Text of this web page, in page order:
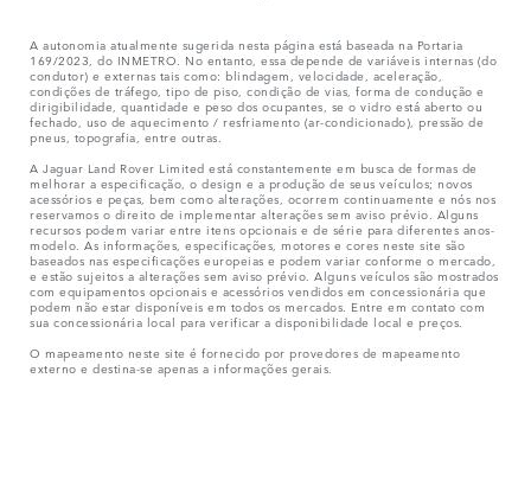
A autonomia atualmente sugerida nesta página está baseada na Portaria
169/2023, do INMETRO. No entanto, essa depende de variáveis internas (do
condutor) e externas tais como: blindagem, velocidade, aceleração,
condições de tráfego, tipo de piso, condição de vias, forma de condução e
dirigibilidade, quantidade e peso dos ocupantes, se o vidro está aberto ou
fechado, uso de aquecimento / resfriamento (ar-condicionado), pressão de
pneus, topografia, entre outras.
A Jaguar Land Rover Limited está constantemente em busca de formas de
melhorar a especificação, o design e a produção de seus veículos; novos
acessórios e peças, bem como alterações, ocorrem continuamente e nós nos
reservamos o direito de implementar alterações sem aviso prévio. Alguns
recursos podem variar entre itens opcionais e de série para diferentes anos-
modelo. As informações, especificações, motores e cores neste site são
baseados nas especificações europeias e podem variar conforme o mercado,
e estão sujeitos a alterações sem aviso prévio. Alguns veículos são mostrados
com equipamentos opcionais e acessórios vendidos em concessionária que
podem não estar disponíveis em todos os mercados. Entre em contato com
sua concessionária local para verificar a disponibilidade local e preços.
O mapeamento neste site é fornecido por provedores de mapeamento
externo e destina-se apenas a informações gerais.